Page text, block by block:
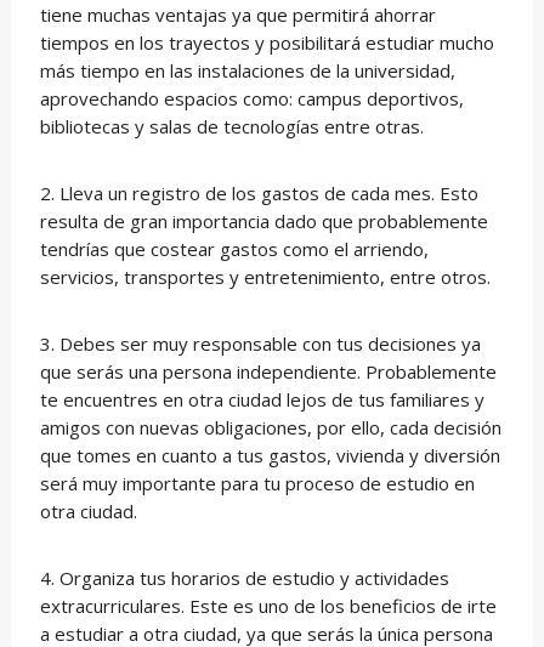
tiene muchas ventajas ya que permitirá ahorrar
tiempos en los trayectos y posibilitará estudiar mucho
más tiempo en las instalaciones de la universidad,
aprovechando espacios como: campus deportivos,
bibliotecas y salas de tecnologías entre otras.
2. Lleva un registro de los gastos de cada mes. Esto
resulta de gran importancia dado que probablemente
tendrías que costear gastos como el arriendo,
servicios, transportes y entretenimiento, entre otros.
3. Debes ser muy responsable con tus decisiones ya
que serás una persona independiente. Probablemente
te encuentres en otra ciudad lejos de tus familiares y
amigos con nuevas obligaciones, por ello, cada decisión
que tomes en cuanto a tus gastos, vivienda y diversión
será muy importante para tu proceso de estudio en
otra ciudad.
4. Organiza tus horarios de estudio y actividades
extracurriculares. Este es uno de los beneficios de irte
a estudiar a otra ciudad, ya que serás la única persona